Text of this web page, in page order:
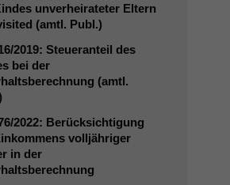
unverheirateter Eltern
(amtl. Publ.)
/2019: Steueranteil des
bei der
(amtl.
/2022: Berücksichtigung
volljähriger
in der